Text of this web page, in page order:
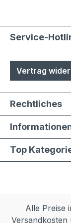
Service-
Vertrag
Rechtliches
Top
Alle Preise
Versandkosten